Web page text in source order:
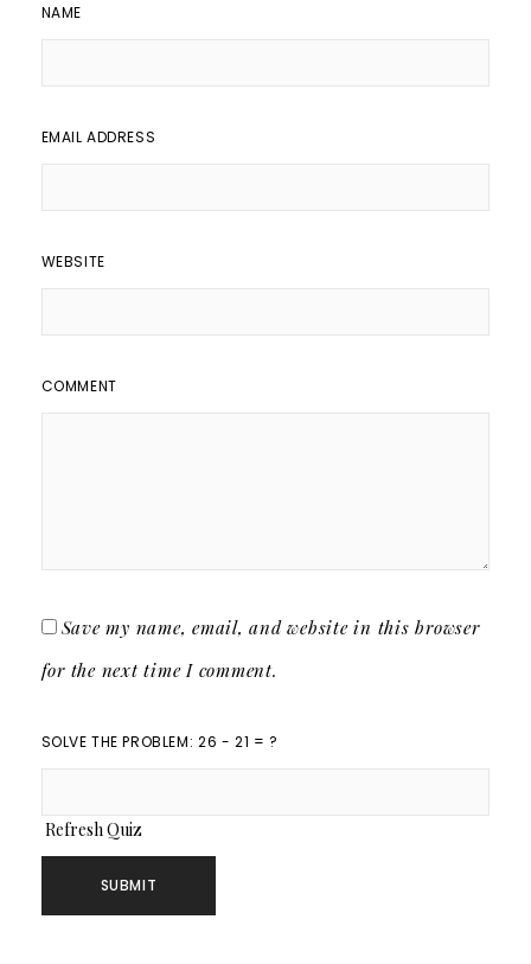
NAME
EMAIL ADDRESS
WEBSITE
COMMENT
Save my name, email, and website in this browser
for the next time I comment.
SOLVE THE PROBLEM: 26 - 21 = ?
Refresh Quiz